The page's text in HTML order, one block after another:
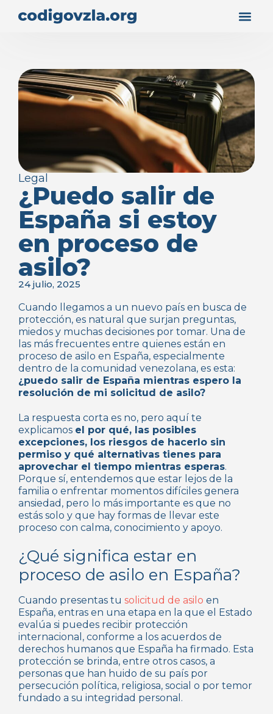
Legal
¿Puedo salir de
España si estoy
en proceso de
asilo?
24 julio, 2025
Cuando llegamos a un nuevo país en busca de
protección, es natural que surjan preguntas,
miedos y muchas decisiones por tomar. Una de
las más frecuentes entre quienes están en
proceso de asilo en España, especialmente
dentro de la comunidad venezolana, es esta:
¿puedo salir de España mientras espero la
resolución de mi solicitud de asilo?
La respuesta corta es no, pero aquí te
explicamos el por qué, las posibles
excepciones, los riesgos de hacerlo sin
permiso y qué alternativas tienes para
aprovechar el tiempo mientras esperas.
Porque sí, entendemos que estar lejos de la
familia o enfrentar momentos difíciles genera
ansiedad, pero lo más importante es que no
estás solo y que hay formas de llevar este
proceso con calma, conocimiento y apoyo.
¿Qué significa estar en
proceso de asilo en España?
Cuando presentas tu solicitud de asilo en
España, entras en una etapa en la que el Estado
evalúa si puedes recibir protección
internacional, conforme a los acuerdos de
derechos humanos que España ha firmado. Esta
protección se brinda, entre otros casos, a
personas que han huido de su país por
persecución política, religiosa, social o por temor
fundado a su integridad personal.